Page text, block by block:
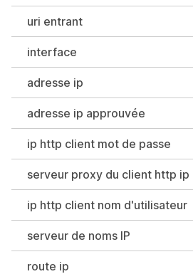
uri entrant
interface
adresse ip
adresse ip approuvée
ip http client mot de passe
serveur proxy du client http ip
ip http client nom d'utilisateur
serveur de noms IP
route ip